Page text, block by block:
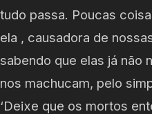
tudo passa. Poucas
ela , causadora de
sabendo que elas já não
nos machucam, pelo
‘Deixe que os mortos